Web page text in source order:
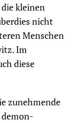
kleinen
nicht
Menschen
Im
diese
zunehmende